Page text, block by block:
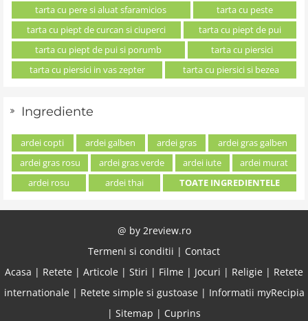
tarta cu pere si aluat sfaramicios
tarta cu peste
tarta cu piept de curcan si ciuperci
tarta cu piept de pui
tarta cu piept de pui si porumb
tarta cu piersici
tarta cu piersici in vas zepter
tarta cu piersici si bezea
Ingrediente
ardei copti ardei galben ardei gras
ardei gras galben
ardei gras rosu
ardei gras verde ardei iute
ardei murat
ardei rosu
ardei thai TOATE INGREDIENTELE
@ by 2review.ro
Termeni si conditii | Contact
Acasa | Retete | Articole | Stiri | Filme | Jocuri | Religie | Retete
internationale| Retete simple si gustoase| Informatii myRecipia
| Sitemap | Cuprins